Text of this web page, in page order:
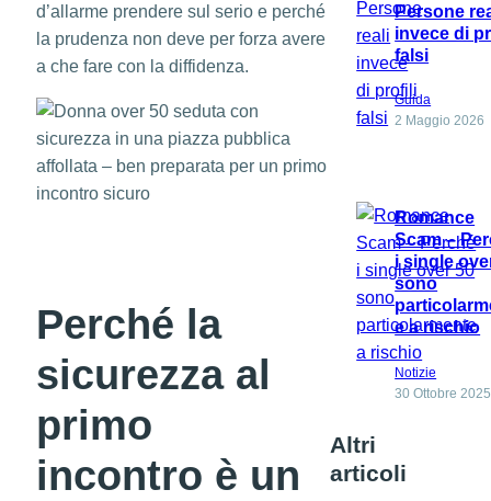
d’allarme prendere sul serio e perché
la prudenza non deve per forza avere
a che fare con la diffidenza.
Perché la
sicurezza al
primo
incontro è un
Persone
invece di
falsi
Guida
2 Maggio 2026
Romance
Scam –
i single
sono
e a rischio
Notizie
30 Ottobre 2025
Altri
articoli